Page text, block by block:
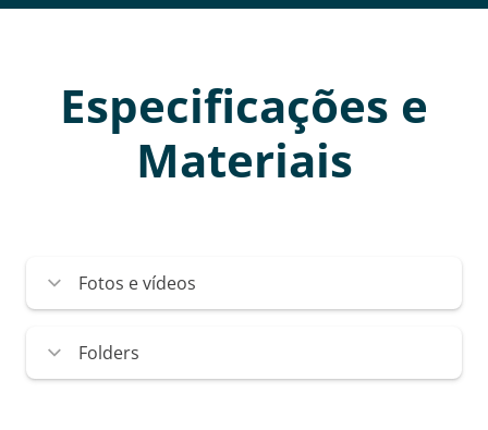
Especificações e
Materiais
Fotos e vídeos
Folders